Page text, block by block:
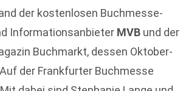
der kostenlosen Buchmesse-
Informationsanbieter MVB und der
Buchmarkt, dessen Oktober-
der Frankfurter Buchmesse